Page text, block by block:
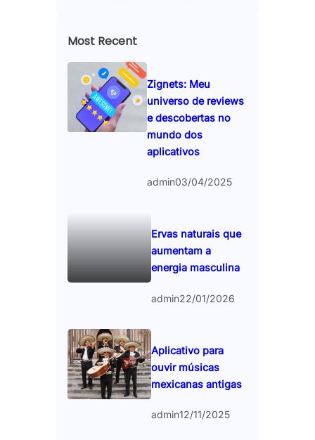
Most Recent
Zignets: Meu
universo de reviews
e descobertas no
mundo dos
aplicativos
admin03/04/2025
Ervas naturais que
aumentam a
energia masculina
admin22/01/2026
Aplicativo para
ouvir músicas
mexicanas antigas
admin12/11/2025